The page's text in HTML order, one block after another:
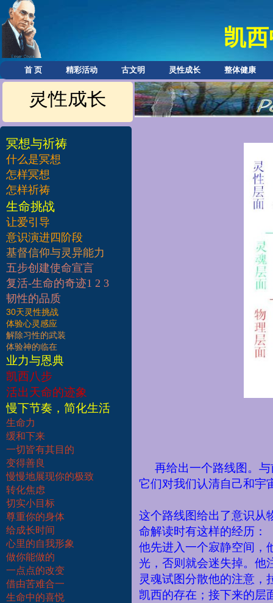
凯
首 页 精彩活动 古文明 灵性成长 整体健康
灵性成长
冥想与祈祷
什么是冥想
怎样冥想
怎样祈祷
​生命挑战
让爱引导
意识演进四阶段
基督信仰与灵异能力
五步创建使命宣言
复活-生命的奇迹1 2 3
韧性的品质
30天灵性挑战
体验心灵感应
解除习性的武装
体验神的临在
业力与恩典
凯西八步
活出天命的迹象
慢下节奏，简化生活
生命力
缓和下来
一切皆有其目的
变得善良
慢慢地展现你的极致
转化焦虑
切实小目标
尊重你的身体
给成长时间
心里的自我形象
做你能做的
一点点的改变
借由苦难合一
生命中的喜悦
再给出一个路线图。
它们对我们认清自己和宇
这个路线图给出了意识从
命解读时有这样的经历：
他先进入一个寂静空间，
光，否则就会迷失掉。他
灵魂试图分散他的注意，
凯西的存在；接下来的层